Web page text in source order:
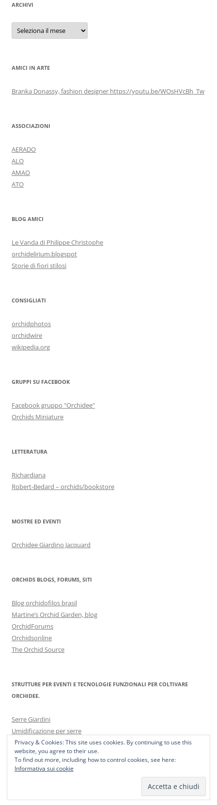
ARCHIVI
Archivi
AMICI IN ARTE
Branka Donassy, fashion designer https://youtu.be/WOsHVcBh_Tw
ASSOCIAZIONI
AERADO
ALO
AMAO
ATO
BLOG AMICI
Le Vanda di Philippe Christophe
orchidelirium.blogspot
Storie di fiori stilosi
CONSIGLIATI
orchidphotos
orchidwire
wikipedia.org
GRUPPI SU FACEBOOK
Facebook gruppo "Orchidee"
Orchids Miniature
LETTERATURA
Richardiana
Robert-Bedard – orchids/bookstore
MOSTRE ED EVENTI
Orchidee Giardino Jacquard
ORCHIDS BLOGS, FORUMS, SITI
Blog orchidofilos brasil
Martine’s Orchid Garden, blog
OrchidForums
Orchidsonline
The Orchid Source
STRUTTURE PER EVENTI E TECNOLOGIE FUNZIONALI PER COLTIVARE
ORCHIDEE.
Serre Giardini
Umidificazione per serre
Privacy & Cookies: This site uses cookies. By continuing to use this
website, you agree to their use.
To find out more, including how to control cookies, see here:
Informativa sui cookie